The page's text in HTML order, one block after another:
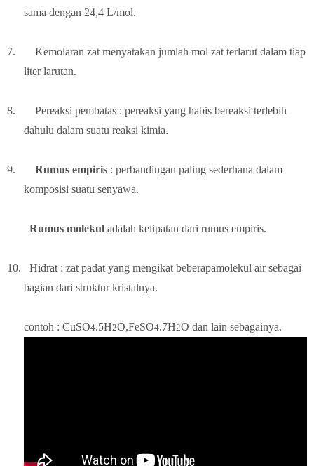
sama dengan 24,4 L/mol.
7.
Kemolaran zat menyatakan jumlah mol zat terlarut dalam tiap
liter larutan.
8.
Pereaksi pembatas : pereaksi yang habis bereaksi terlebih
dahulu dalam suatu reaksi kimia.
9. Rumus empiris : perbandingan paling sederhana dalam
komposisi suatu senyawa.
Rumus molekul adalah kelipatan dari rumus empiris.
10.
Hidrat : zat padat yang mengikat beberapamolekul air sebagai
bagian dari struktur kristalnya.
contoh : CuSO4.5H2O,FeSO4.7H2O dan lain sebagainya.